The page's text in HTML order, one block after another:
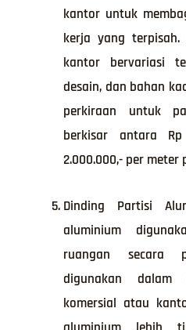
kantor untuk
kerja yang
kantor bervariasi
desain, dan bahan
perkiraan untuk
berkisar antara
2.000.000,- per meter
Dinding Partisi
aluminium
ruangan secara
digunakan
komersial atau